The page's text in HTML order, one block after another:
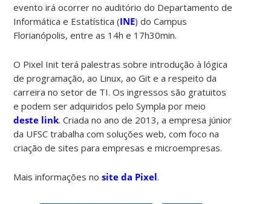
evento irá ocorrer no auditório do Departamento de
Informática e Estatística (INE) do Campus
Florianópolis, entre as 14h e 17h30min.
O Pixel Init terá palestras sobre introdução à lógica
de programação, ao Linux, ao Git e a respeito da
carreira no setor de TI. Os ingressos são gratuitos
e podem ser adquiridos pelo Sympla por meio
deste link. Criada no ano de 2013, a empresa júnior
da UFSC trabalha com soluções web, com foco na
criação de sites para empresas e microempresas.
Mais informações nosite da Pixel.